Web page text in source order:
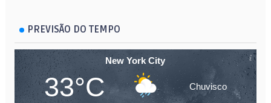
PREVISÃO DO TEMPO
New York City
33°C Chuvisco